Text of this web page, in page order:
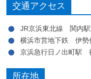
交通アクセス
JR京浜東北線 関内駅
横浜市営地下鉄 伊
京浜急行日ノ出町駅
所在地